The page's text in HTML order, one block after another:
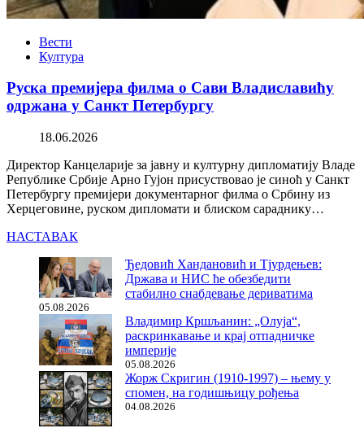
Вести
Култура
Руска премијера филма о Сави Владиславићу
одржана у Санкт Петербургу
18.06.2026
Директор Канцеларије за јавну и културну дипломатију Владе
Републике Србије Арно Гујон присуствовао је синоћ у Санкт
Петербургу премијери документарног филма о Србину из
Херцеговине, руском дипломати и блиском сараднику…
НАСТАВАК
Ђедовић Хандановић и Тјурдењев:
Држава и НИС ће обезбедити
стабилно снабдевање дериватима
05.08.2026
Владимир Кршљанин: „Олуја“,
раскринкавање и крај отпадничке
империје
05.08.2026
Жорж Скригин (1910-1997) – њему у
спомен, на годишњицу рођења
04.08.2026